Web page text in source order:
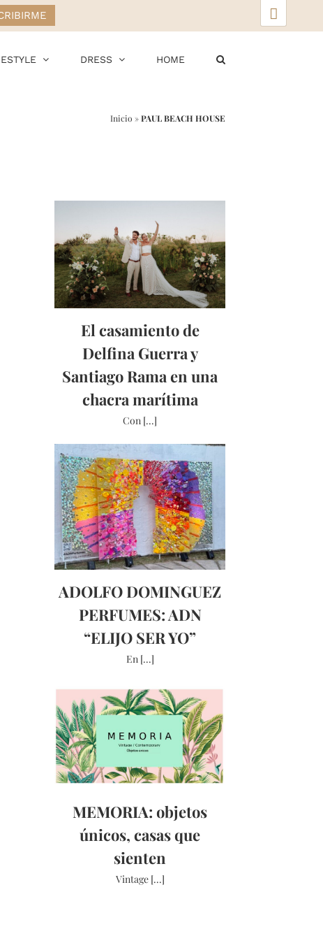
DRESS HOME
Inicio »PAUL BEACH HOUSE
El casamiento de
Delfina Guerra y
Santiago Rama en una
chacra marítima
Con [...]
ADOLFO DOMINGUEZ
PERFUMES: ADN
“ELIJO SER YO”
En [...]
MEMORIA: objetos
únicos, casas que
sienten
Vintage [...]